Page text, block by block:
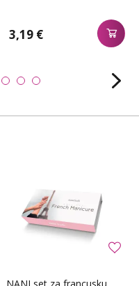
3,19 €
NANI set za francusku